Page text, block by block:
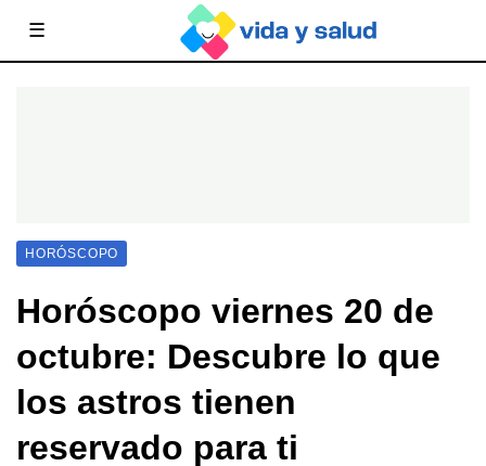
☰
HORÓSCOPO
Horóscopo viernes 20 de
octubre: Descubre lo que
los astros tienen
reservado para ti